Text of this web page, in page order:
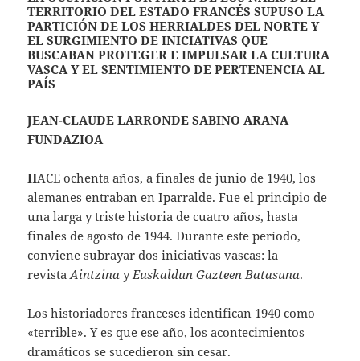
TERRITORIO DEL ESTADO FRANCÉS SUPUSO LA
PARTICIÓN DE LOS HERRIALDES DEL NORTE Y
EL SURGIMIENTO DE INICIATIVAS QUE
BUSCABAN PROTEGER E IMPULSAR LA CULTURA
VASCA Y EL SENTIMIENTO DE PERTENENCIA AL
PAÍS
JEAN-CLAUDE LARRONDE SABINO ARANA
FUNDAZIOA
HACE ochenta años, a finales de junio de 1940, los
alemanes entraban en Iparralde. Fue el principio de
una larga y triste historia de cuatro años, hasta
finales de agosto de 1944. Durante este período,
conviene subrayar dos iniciativas vascas: la
revistaAintzina yEuskaldun Gazteen Batasuna.
Los historiadores franceses identifican 1940 como
«terrible». Y es que ese año, los acontecimientos
dramáticos se sucedieron sin cesar.